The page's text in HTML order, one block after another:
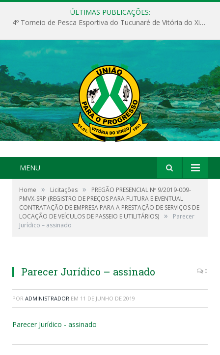
ÚLTIMAS PUBLICAÇÕES:
4º Torneio de Pesca Esportiva do Tucunaré de Vitória do Xingu
MENU
Home » Licitações »
PREGÃO PRESENCIAL Nº 9/2019-009-
PMVX-SRP (REGISTRO DE PREÇOS PARA FUTURA E EVENTUAL
CONTRATAÇÃO DE EMPRESA PARA A PRESTAÇÃO DE SERVIÇOS DE
LOCAÇÃO DE VEÍCULOS DE PASSEIO E UTILITÁRIOS) »
Parecer
Jurídico – assinado
Parecer Jurídico – assinado 0
POR ADMINISTRADOR EM 11 DE JUNHO DE 2019
Parecer Jurídico - assinado